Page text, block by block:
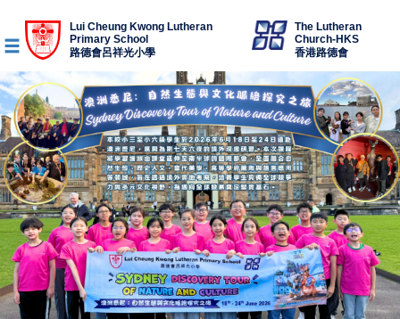
Lui Cheung Kwong Lutheran
Primary School
路德會呂祥光小學
The Lutheran
Church-HKS
香港路德會